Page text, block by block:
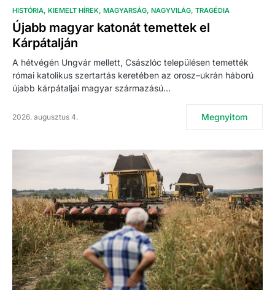
HISTÓRIA KIEMELT HÍREK MAGYARSÁG NAGYVILÁG TRAGÉDIA
Újabb magyar katonát temettek el
Kárpátalján
A hétvégén Ungvár mellett, Császlóc településen temették
római katolikus szertartás keretében az orosz–ukrán háború
újabb kárpátaljai magyar származású…
2026. augusztus 4. Megnyitom